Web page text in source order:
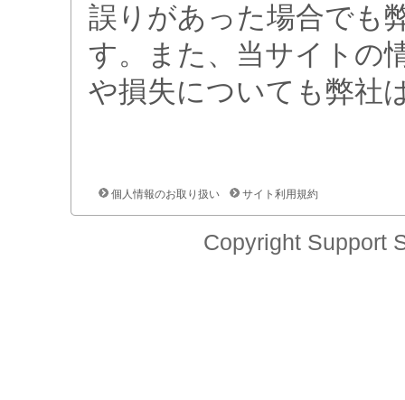
誤りがあった場合でも
す。また、当サイトの
や損失についても弊社
個人情報のお取り扱い サイト利用規約
Copyright Support